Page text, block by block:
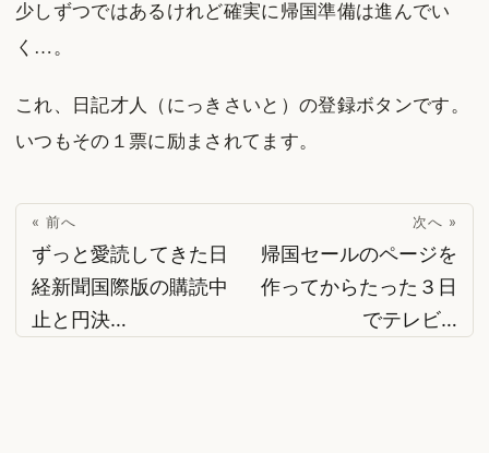
少しずつではあるけれど確実に帰国準備は進んでい
く…。
これ、日記才人（にっきさいと）の登録ボタンです。
いつもその１票に励まされてます。
« 前へ
ずっと愛読してきた日
経新聞国際版の購読中
止と円決…
次へ »
帰国セールのページを
作ってからたった３日
でテレビ…